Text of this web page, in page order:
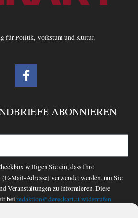
für Politik, Volkstum und Kultur.
F
a
c
b
o
-
f
ABONNIEREN
willigen Sie ein, dass Ihre
(E-Mail-Adresse) verwendet werden, um Sie
Veranstaltungen zu informieren. Diese
bei redaktion@dereckart.atwiderrufen